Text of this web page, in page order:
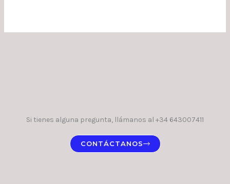
Si tienes alguna pregunta, llámanos al +34 643007411
CONTÁCTANOS